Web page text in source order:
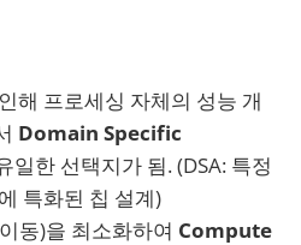
해 프로세싱 자체의 성능 개
Domain Specific
일한 선택지가 됨. (DSA: 특정
특화된 칩 설계)
동)을 최소화하여 Compute